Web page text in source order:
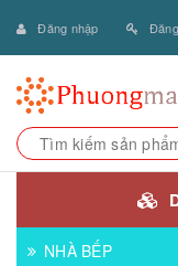
Đăng nhập
NHÀ BẾP